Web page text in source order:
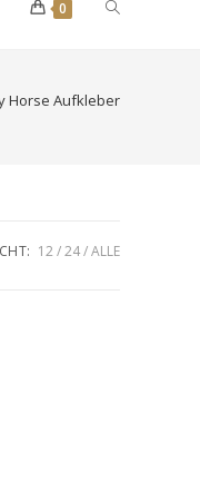
0 Website-
Horse Aufkleber
12 24 ALLE